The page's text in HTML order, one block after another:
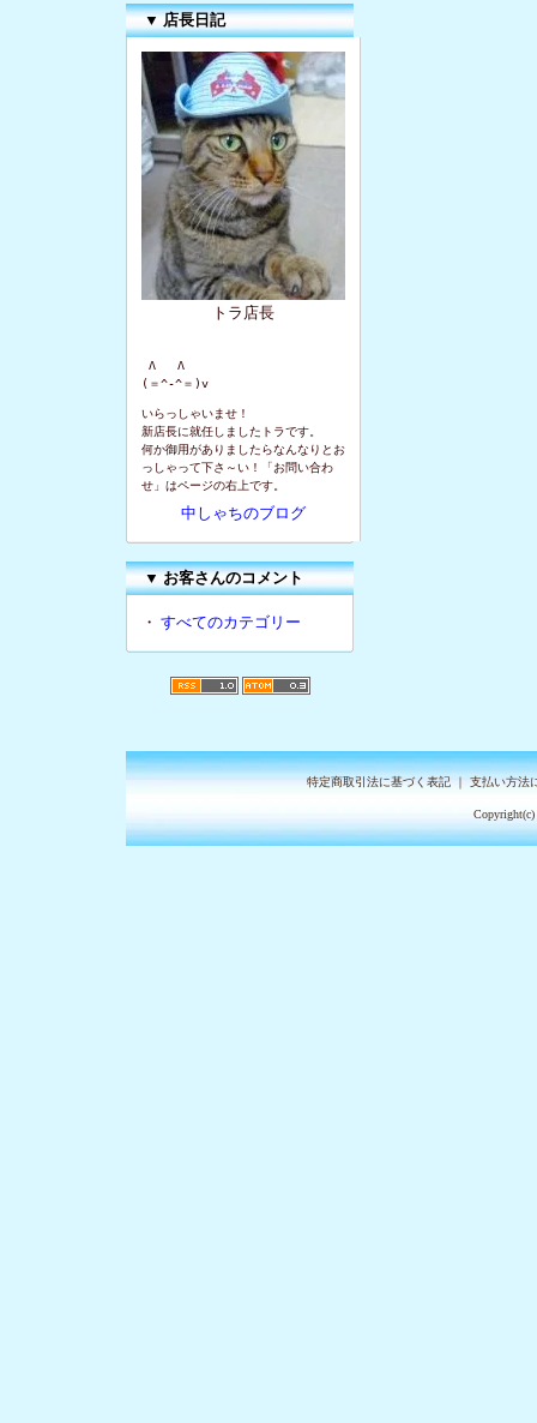
▼ 店長日記
トラ店長
Λ   Λ
(＝^-^＝)v
いらっしゃいませ！
新店長に就任しましたトラです。
何か御用がありましたらなんなりとお
っしゃって下さ～い！「お問い合わ
せ」はページの右上です。
中しゃちのブログ
▼お客さんのコメント
・ すべてのカテゴリー
特定商取引法に基づく表記｜支払い方法